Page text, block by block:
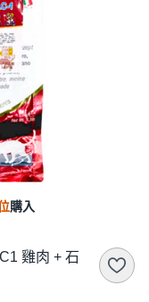
購入
雞肉 + 石